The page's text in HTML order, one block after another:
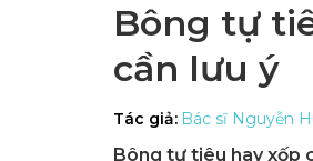
Bông tự
cần lưu ý
Tác giả: Bác sĩ Nguyễn
Bông tự tiêu hay xốp